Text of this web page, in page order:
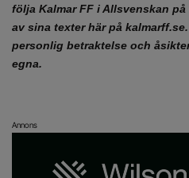
följa Kalmar FF i Allsvenskan
av sina texter här på
personlig betraktelse och
egna.
Annons